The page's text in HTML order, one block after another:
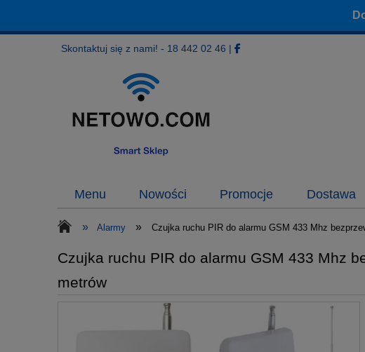
Skontaktuj się z nami! - 18 442 02 46 |
Menu Nowości Promocje Dostawa
» Alarmy » Czujka ruchu PIR do alarmu GSM 433 Mhz
Czujka ruchu PIR do alarmu GSM 433 Mhz
metrów